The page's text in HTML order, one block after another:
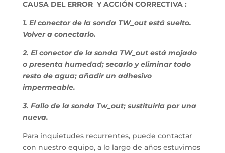
CAUSA DEL ERROR Y ACCIÓN CORRECTIVA :
1. El conector de la sonda TW_out está suelto.
Volver a conectarlo.
2. El conector de la sonda TW_out está mojado
o presenta humedad; secarlo y eliminar todo
resto de agua; añadir un adhesivo
impermeable.
3. Fallo de la sonda Tw_out; sustituirla por una
nueva.
Para inquietudes recurrentes, puede contactar
con nuestro equipo, a lo largo de años estuvimos